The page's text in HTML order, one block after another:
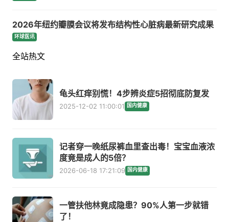
2026年纽约瓣膜会议将发布结构性心脏病最新研究成果
环球医讯
全站热文
龟头红痒别慌！4步辨炎症5招彻底防复发
2025-12-02 11:00:01 国内健康
记者穿一晚纸尿裤血里查出毒！宝宝血液浓
度竟是成人的5倍？
2026-06-18 17:21:09 国内健康
一管扶他林竟成隐患？90%人第一步就错
了！